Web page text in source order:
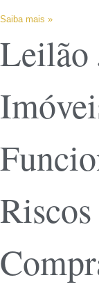
Saiba mais »
Leilão